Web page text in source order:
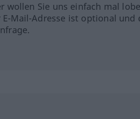
wollen Sie uns einfach mal
E-Mail-Adresse ist optional und